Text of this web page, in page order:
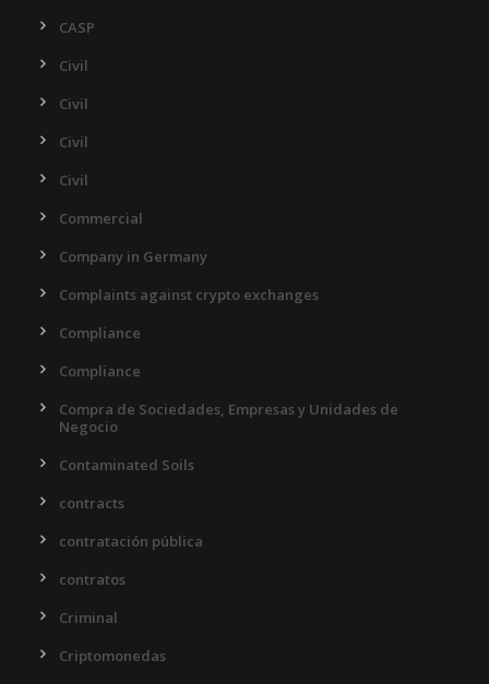
CASP
Civil
Civil
Civil
Civil
Commercial
Company in Germany
Complaints against crypto exchanges
Compliance
Compliance
Compra de Sociedades, Empresas y Unidades de
Negocio
Contaminated Soils
contracts
contratación pública
contratos
Criminal
Criptomonedas